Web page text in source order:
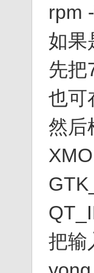
rpm
如果
先把
也可
然后
把输